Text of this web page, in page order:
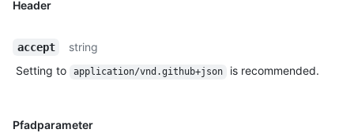
Header
accept
string
Setting to
application/vnd.github+json is recommended.
Pfadparameter